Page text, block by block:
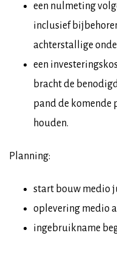
een nulmeting
inclusief
achterstallige
een
bracht de
pand de komende
houden.
Planning:
start bouw medio
oplevering medio
ingebruikname